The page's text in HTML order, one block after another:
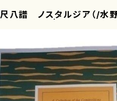
尺八譜 ノスタルジア（/水